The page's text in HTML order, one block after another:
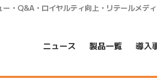
・Q&A・ロイヤルティ向上・リテールメデ
ニュース 製品一覧 導入